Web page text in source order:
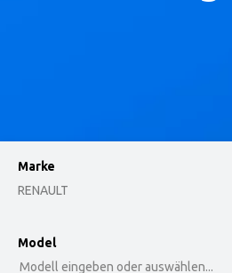
Marke
RENAULT
option , selected.
Model
Modell eingeben oder auswählen...